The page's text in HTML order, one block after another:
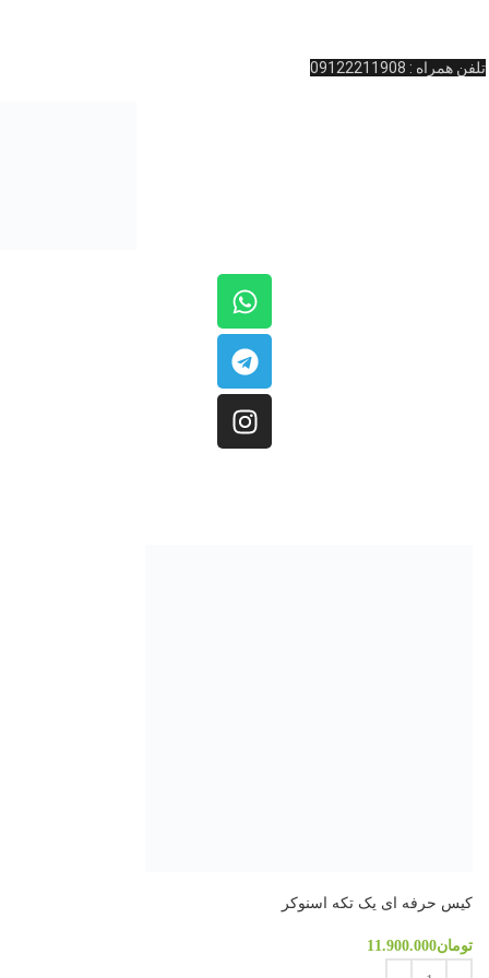
تلفن همراه : 09122211908
کیس حرفه ای یک تکه اسنوکر
تومان11.900.000